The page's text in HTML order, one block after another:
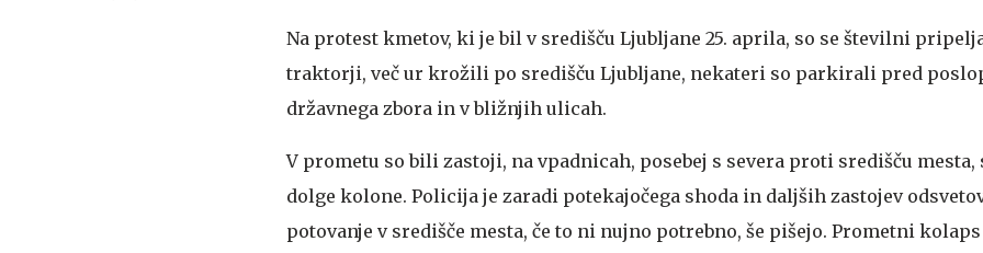
Na protest kmetov, ki je bil v središču Ljubljane 25. aprila, so se številni
traktorji, več ur krožili po središču Ljubljane, nekateri so parkirali pred
državnega zbora in v bližnjih ulicah.
V prometu so bili zastoji, na vpadnicah, posebej s severa proti središču mesta,
dolge kolone. Policija je zaradi potekajočega shoda in daljših zastojev
potovanje v središče mesta, če to ni nujno potrebno, še pišejo. Prometni